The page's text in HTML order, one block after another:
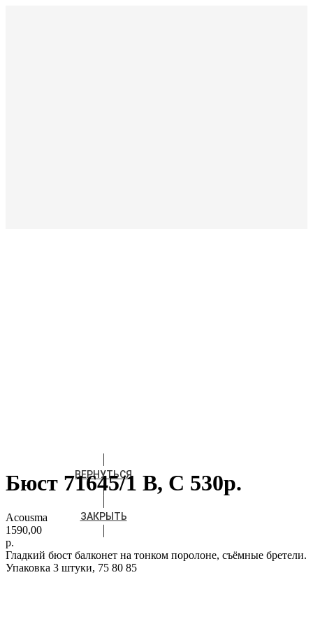
ВЕРНУТЬСЯ
ЗАКРЫТЬ
Бюст 71645/1 В, С 530р.
Acousma
1590,00
р.
Гладкий бюст балконет на тонком поролоне, съёмные бретели.
Упаковка 3 штуки, 75 80 85